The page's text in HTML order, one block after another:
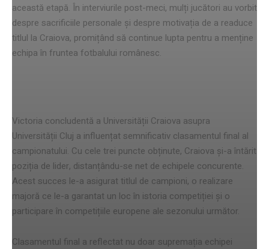
această etapă. În interviurile post-meci, mulți jucători au vorbit
despre sacrificiile personale și despre motivația de a readuce
titlul la Craiova, promițând să continue lupta pentru a menține
echipa în fruntea fotbalului românesc.
Victoria concludentă a Universității Craiova asupra
Universității Cluj a influențat semnificativ clasamentul final al
campionatului. Cu cele trei puncte obținute, Craiova și-a întărit
poziția de lider, distanțându-se net de echipele concurente.
Acest succes le-a asigurat titlul de campioni, o realizare
majoră ce le-a garantat un loc în istoria competiției și o
participare în competițiile europene ale sezonului următor.
Clasamentul final a reflectat nu doar supremația echipei